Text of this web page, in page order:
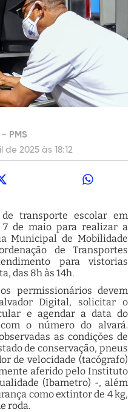
PMS
2025 às 18:12
transporte escolar em
de maio para realizar a
Municipal de Mobilidade
de Transportes
para vistorias
das 8h às 14h.
permissionários devem
Digital, solicitar o
e agendar a data do
o número do alvará.
as condições de
de conservação, pneus
de velocidade (tacógrafo)
aferido pelo Instituto
(Ibametro) -, além
como extintor de 4 kg,
roda.